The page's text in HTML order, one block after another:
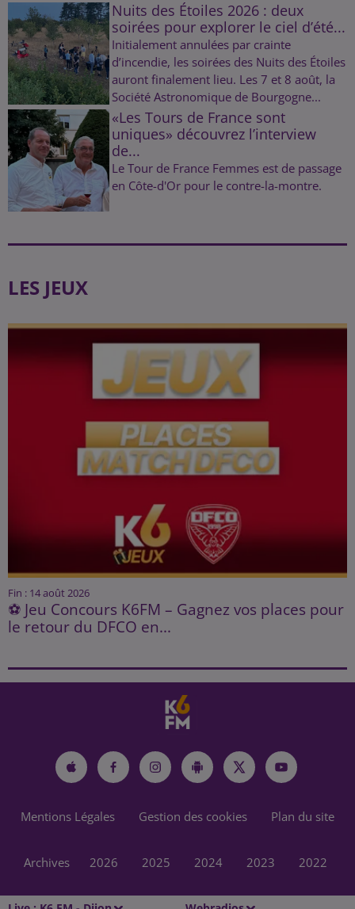
Nuits des Étoiles 2026 : deux
soirées pour explorer le ciel d’été...
Initialement annulées par crainte
d’incendie, les soirées des Nuits des Étoiles
auront finalement lieu. Les 7 et 8 août, la
Société Astronomique de Bourgogne...
«Les Tours de France sont
uniques» découvrez l’interview
de...
Le Tour de France Femmes est de passage
en Côte-d'Or pour le contre-la-montre.
LES JEUX
Fin : 14 août 2026
⚽ Jeu Concours K6FM – Gagnez vos places pour
le retour du DFCO en...
Mentions Légales Gestion des cookies Plan du site
Archives 2026 2025 2024 2023 2022